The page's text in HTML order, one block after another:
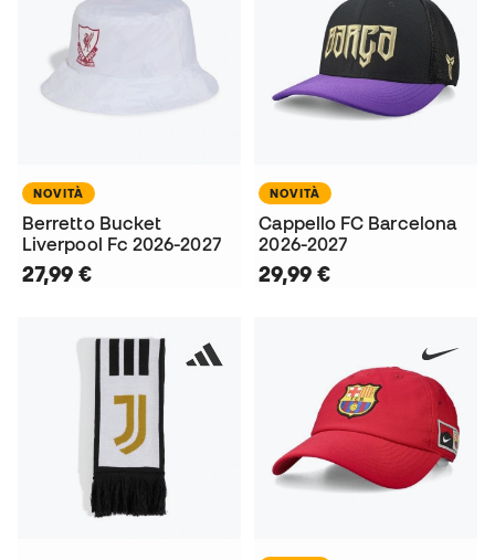
NOVITÀ
Berretto Bucket
Liverpool Fc 2026-2027
27,99 €
NOVITÀ
Cappello FC Barcelona
2026-2027
29,99 €